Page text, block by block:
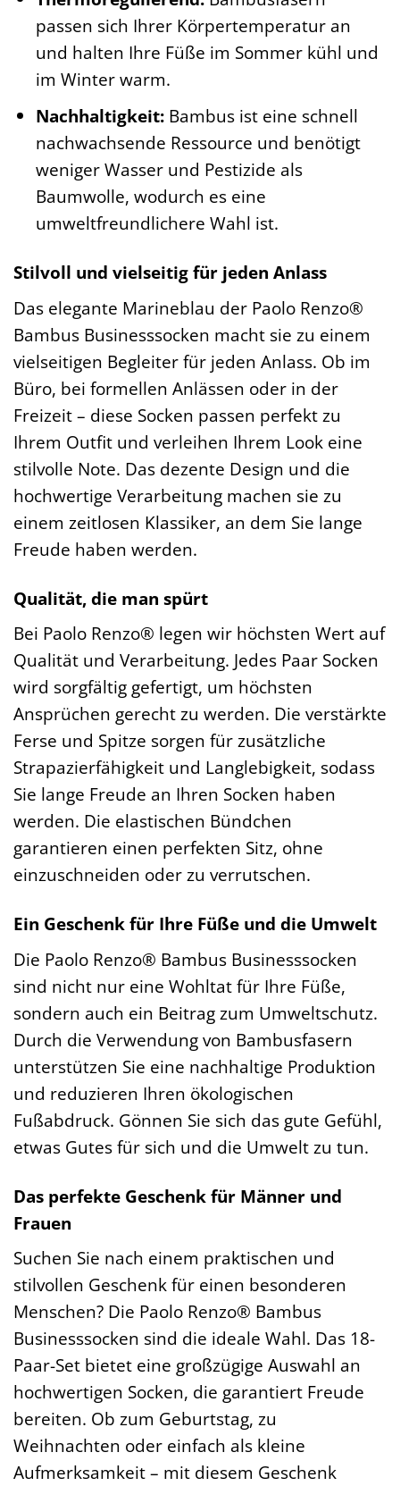
passen sich Ihrer Körpertemperatur an
und halten Ihre Füße im Sommer kühl und
im Winter warm.
Nachhaltigkeit:Bambus ist eine schnell
nachwachsende Ressource und benötigt
weniger Wasser und Pestizide als
Baumwolle, wodurch es eine
umweltfreundlichere Wahl ist.
Stilvoll und vielseitig für jeden Anlass
Das elegante Marineblau der Paolo Renzo®
Bambus Businesssocken macht sie zu einem
vielseitigen Begleiter für jeden Anlass. Ob im
Büro, bei formellen Anlässen oder in der
Freizeit – diese Socken passen perfekt zu
Ihrem Outfit und verleihen Ihrem Look eine
stilvolle Note. Das dezente Design und die
hochwertige Verarbeitung machen sie zu
einem zeitlosen Klassiker, an dem Sie lange
Freude haben werden.
Qualität, die man spürt
Bei Paolo Renzo® legen wir höchsten Wert auf
Qualität und Verarbeitung. Jedes Paar Socken
wird sorgfältig gefertigt, um höchsten
Ansprüchen gerecht zu werden. Die verstärkte
Ferse und Spitze sorgen für zusätzliche
Strapazierfähigkeit und Langlebigkeit, sodass
Sie lange Freude an Ihren Socken haben
werden. Die elastischen Bündchen
garantieren einen perfekten Sitz, ohne
einzuschneiden oder zu verrutschen.
Ein Geschenk für Ihre Füße und die Umwelt
Die Paolo Renzo® Bambus Businesssocken
sind nicht nur eine Wohltat für Ihre Füße,
sondern auch ein Beitrag zum Umweltschutz.
Durch die Verwendung von Bambusfasern
unterstützen Sie eine nachhaltige Produktion
und reduzieren Ihren ökologischen
Fußabdruck. Gönnen Sie sich das gute Gefühl,
etwas Gutes für sich und die Umwelt zu tun.
Das perfekte Geschenk für Männer und
Frauen
Suchen Sie nach einem praktischen und
stilvollen Geschenk für einen besonderen
Menschen? Die Paolo Renzo® Bambus
Businesssocken sind die ideale Wahl. Das 18-
Paar-Set bietet eine großzügige Auswahl an
hochwertigen Socken, die garantiert Freude
bereiten. Ob zum Geburtstag, zu
Weihnachten oder einfach als kleine
Aufmerksamkeit – mit diesem Geschenk